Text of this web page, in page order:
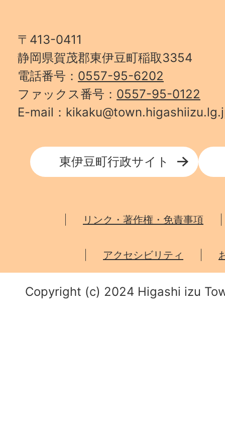
〒413-0411
静岡県賀茂郡東伊豆町稲取3354
電話番号： 0557-95-6202
ファックス番号： 0557-95-0122
E-mail：
東伊豆町行政サイト
リンク・著作権・免責事項
アクセシビリティ
Copyright (c) 2024 Higashi izu